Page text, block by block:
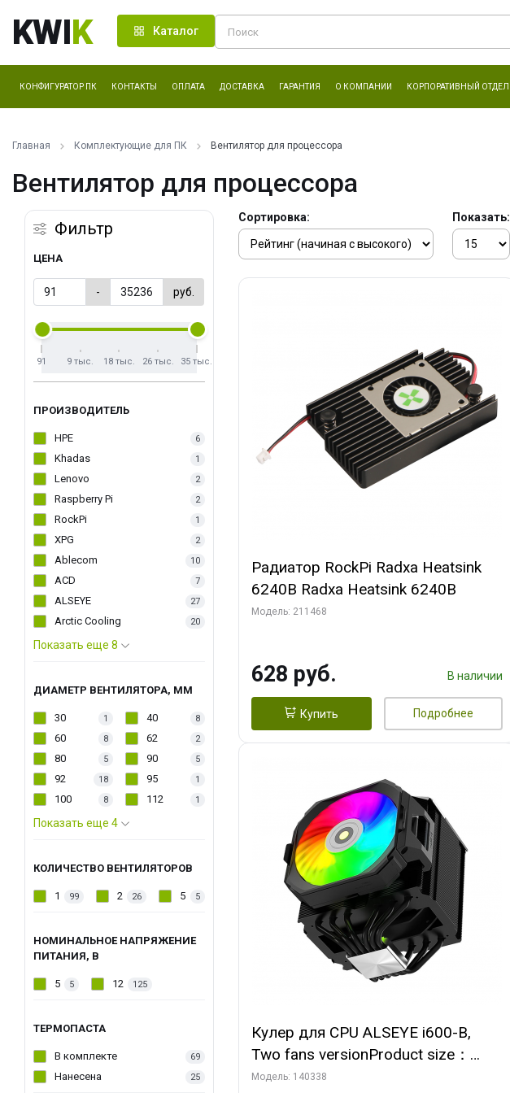
KWIK Каталог
КОНФИГУРАТОР ПК КОНТАКТЫ ОПЛАТА ДОСТАВКА ГАРАНТИЯ О КОМПАНИИ КОРПОРАТИВНЫЙ ОТДЕЛ
Главная Комплектующие для ПК Вентилятор для процессора
Вентилятор для процессора
Фильтр
ЦЕНА
- руб.
91 9 тыс. 18 тыс. 26 тыс. 35 тыс.
ПРОИЗВОДИТЕЛЬ
HPE 6
Khadas 1
Lenovo 2
Raspberry Pi 2
RockPi 1
XPG 2
Ablecom 10
ACD 7
ALSEYE 27
Arctic Cooling 20
Показать еще 8
ДИАМЕТР ВЕНТИЛЯТОРА, ММ
30 1 40 8
60 8 62 2
80 5 90 5
92 18 95 1
100 8 112 1
Показать еще 4
КОЛИЧЕСТВО ВЕНТИЛЯТОРОВ
1 99 2 26 5 5
НОМИНАЛЬНОЕ НАПРЯЖЕНИЕ
ПИТАНИЯ, В
5 5 12 125
ТЕРМОПАСТА
В комплекте 69
Нанесена 25
Сортировка: Показать:
Радиатор RockPi Radxa Heatsink
6240B Radxa Heatsink 6240B
Модель: 211468
628 руб. В наличии
Купить Подробнее
Кулер для CPU ALSEYE i600-B,
Two fans versionProduct size：
144x121x159mmTDP：
Модель: 140338